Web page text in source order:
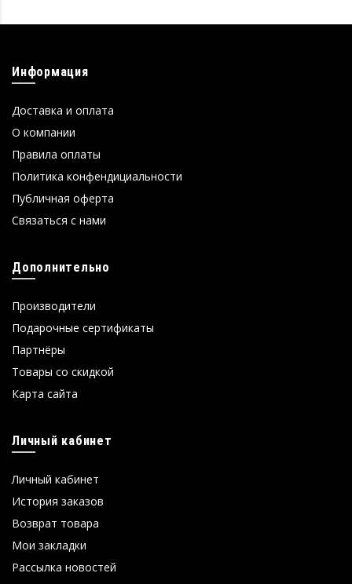
Информация
Доставка и оплата
О компании
Правила оплаты
Политика конфендициальности
Публичная оферта
Связаться с нами
Дополнительно
Производители
Подарочные сертификаты
Партнёры
Товары со скидкой
Карта сайта
Личный кабинет
Личный кабинет
История заказов
Возврат товара
Мои закладки
Рассылка новостей